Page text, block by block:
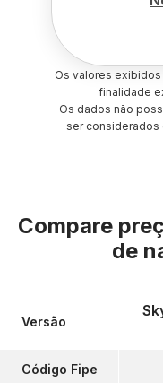
Os valores
finalidade
Os dados não
ser considerados
Compare
de
Versão
Código Fipe